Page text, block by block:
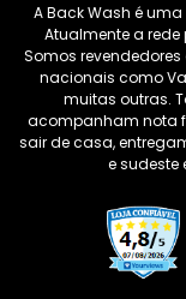
A Back Wash é
Atualmente a
Somos
nacionais como
muitas outras.
acompanham nota
sair de casa,
e sudeste